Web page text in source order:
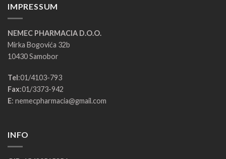
IMPRESSUM
NEMEC PHARMACIA D.O.O.
Mirka Bogovića 32b
10430 Samobor
Tel:01/4103-793
Fax:01/3373-942
E: nemecpharmacia@gmail.com
INFO